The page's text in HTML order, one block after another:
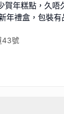
賀年糕點，久唔
年禮盒，包裝有
43號